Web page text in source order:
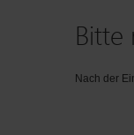
Bitte
Nach der